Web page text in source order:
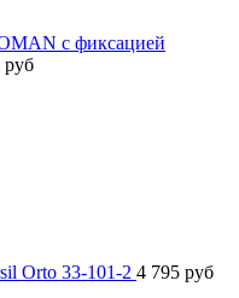
с фиксацией
руб
Orto 33-101-2 4 795 руб